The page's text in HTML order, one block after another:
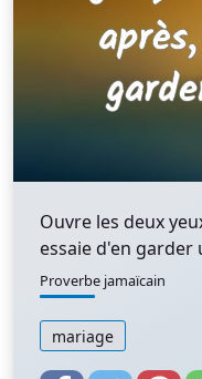
Ouvre les deux
essaie d'en garder
Proverbe jamaïcain
mariage